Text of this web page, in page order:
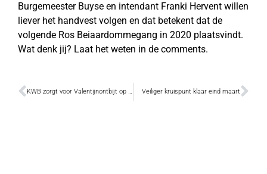
Burgemeester Buyse en intendant Franki Hervent willen
liever het handvest volgen en dat betekent dat de
volgende Ros Beiaardommegang in 2020 plaatsvindt.
Wat denk jij? Laat het weten in de comments.
KWB zorgt voor Valentijnontbijt op bed Veiliger kruispunt klaar eind maart